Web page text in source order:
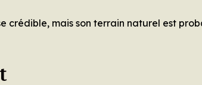
crédible, mais son terrain naturel est